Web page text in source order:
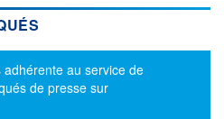
au service de
de presse sur